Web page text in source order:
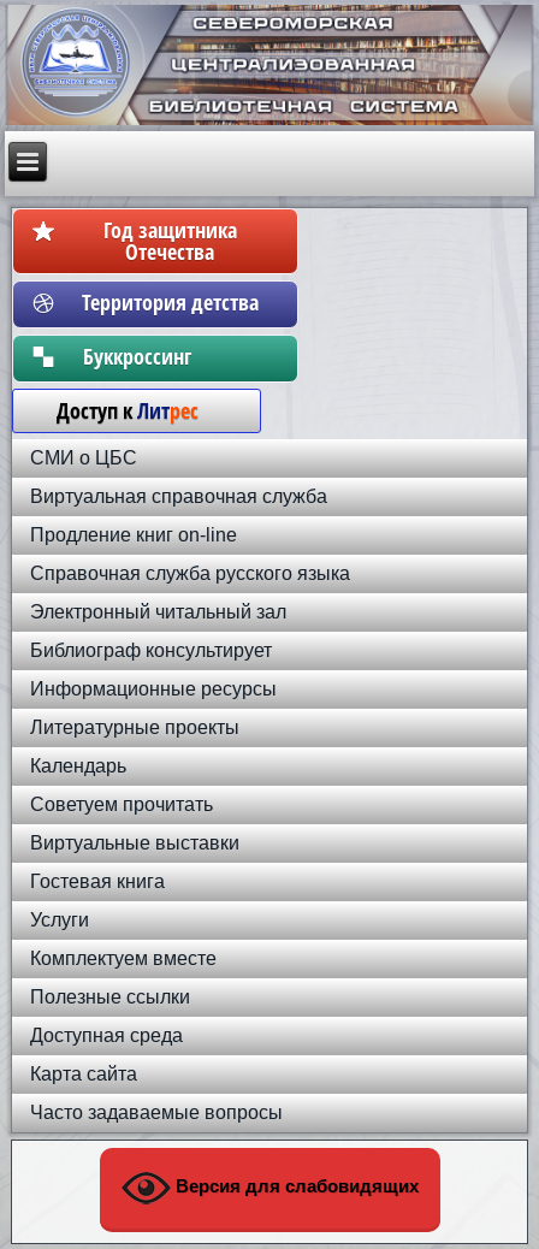
Год защитника
Отечества
Территория детства
Бyккpoccинг
Доступ кЛитрес
СМИ о ЦБС
Виртуальная справочная служба
Продление книг on-line
Справочная служба русского языка
Электронный читальный зал
Библиограф консультирует
Информационные ресурсы
Литературные проекты
Календарь
Советуем прочитать
Виртуальные выставки
Гостевая книга
Услуги
Комплектуем вместе
Полезные ссылки
Доступная среда
Карта сайта
Часто задаваемые вопросы
Версия для слабовидящих